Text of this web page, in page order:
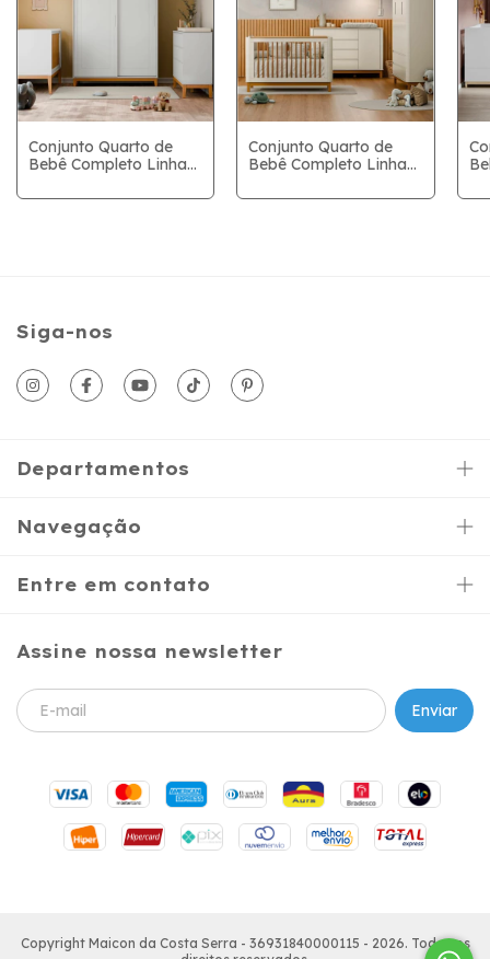
Conjunto Quarto de
Bebê Completo Linha
Soft/Eco Wood -
Conjunto Quarto de
Bebê Completo Linha
Wood
Siga-nos
Departamentos
Navegação
Entre em contato
Assine nossa newsletter
Copyright Maicon da Costa Serra - 36931840000115 - 2026. Todos os